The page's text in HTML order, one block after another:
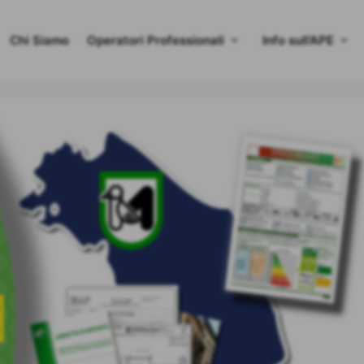
Chi Siamo Operatori Professionali Info sull’APE